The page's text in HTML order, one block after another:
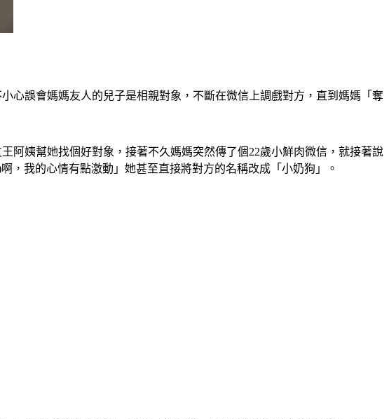
心誤會媽媽友人的兒子是相親對象，不斷在微信上調戲對方，直到媽媽「奪
阿姨幫她找個好對象，接著不久媽媽突然傳了個22歲小鮮肉微信，就接著說
，我的心情有點激動」她甚至直接將對方的名稱改成「小奶狗」。